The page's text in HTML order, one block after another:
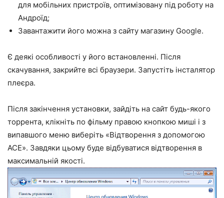
для мобільних пристроїв, оптимізовану під роботу на
Андроїд;
Завантажити його можна з сайту магазину Google.
Є деякі особливості у його встановленні. Після
скачування, закрийте всі браузери. Запустіть інсталятор
плеєра.
Після закінчення установки, зайдіть на сайт будь-якого
торрента, клікніть по фільму правою кнопкою миші і з
випавшого меню виберіть «Відтворення з допомогою
ACE». Завдяки цьому буде відбуватися відтворення в
максимальній якості.